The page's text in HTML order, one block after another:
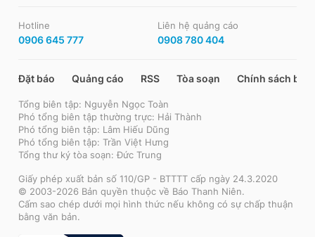
Hotline
0906 645 777
Liên hệ quảng cáo
0908 780 404
Đặt báo Quảng cáo RSS Tòa soạn Chính sách bảo
Tổng biên tập: Nguyễn Ngọc Toàn
Phó tổng biên tập thường trực: Hải Thành
Phó tổng biên tập: Lâm Hiếu Dũng
Phó tổng biên tập: Trần Việt Hưng
Tổng thư ký tòa soạn: Đức Trung
Giấy phép xuất bản số 110/GP - BTTTT cấp ngày 24.3.2020
© 2003-2026 Bản quyền thuộc về Báo Thanh Niên.
Cấm sao chép dưới mọi hình thức nếu không có sự chấp thuận
bằng văn bản.